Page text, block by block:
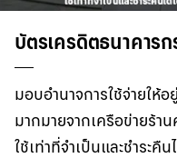
นักลงทุนสัมพันธ์
เกี่ยวกับธนาคารกรุงเทพ
華人事務
บัตรเครดิตธนาคาร
มอบอำนาจการใช้จ่ายใ
มากมายจากเครือข่ายร้าน
ใช้เท่าที่จำเป็นและชำระคื